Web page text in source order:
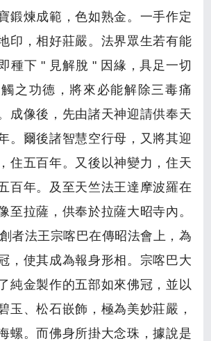
鍛煉成範，色如熟金。一手作定
印，相好莊嚴。法界眾生若有能
種下 " 見解脫 " 因緣，具足一切
之功德，將來必能解除三毒痛
成像後，先由諸天神迎請供奉天
。爾後諸智慧空行母，又將其迎
住五百年。又後以神變力，住天
百年。及至天竺法王達摩波羅在
至拉薩，供奉於拉薩大昭寺內。
者法王宗喀巴在傳昭法會上，為
，使其成為報身形相。宗喀巴大
純金製作的五部如來佛冠，並以
玉、松石嵌飾，極為美妙莊嚴，
螺。而佛身所掛大念珠，據說是